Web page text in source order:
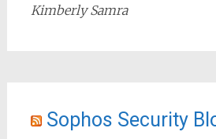
Kimberly Samra
Sophos Security